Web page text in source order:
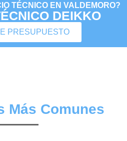
TÉCNICO EN VALDEMORO?
DEIKKO
PRESUPUESTO
Más Comunes